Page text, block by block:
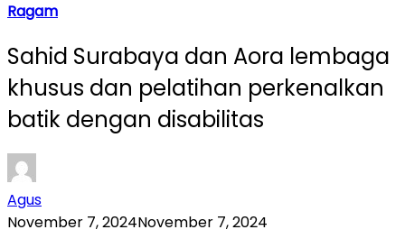
Ragam
Sahid Surabaya dan Aora lembaga
khusus dan pelatihan perkenalkan
batik dengan disabilitas
Agus
November 7, 2024November 7, 2024